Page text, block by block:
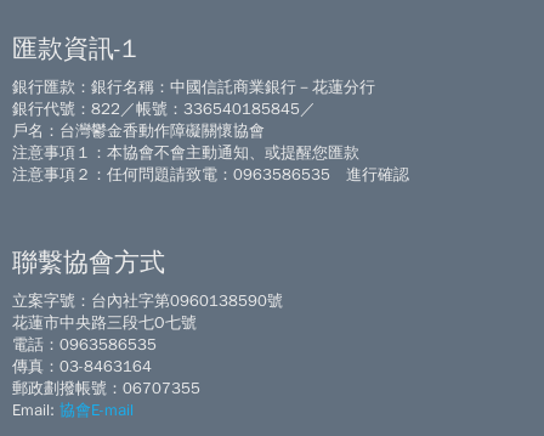
匯款資訊-1
銀行匯款：銀行名稱：中國信託商業銀行－花蓮分行
銀行代號：822／帳號：336540185845／
戶名：台灣鬱金香動作障礙關懷協會
注意事項１：本協會不會主動通知、或提醒您匯款
注意事項２：任何問題請致電：0963586535 進行確認
聯繫協會方式
立案字號：台內社字第0960138590號
花蓮市中央路三段七O七號
電話：0963586535
傳真：03-8463164
郵政劃撥帳號：06707355
Email: 協會E-mail